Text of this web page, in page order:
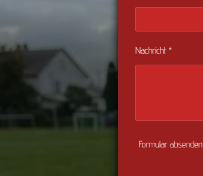
Nachricht *
Formular absenden